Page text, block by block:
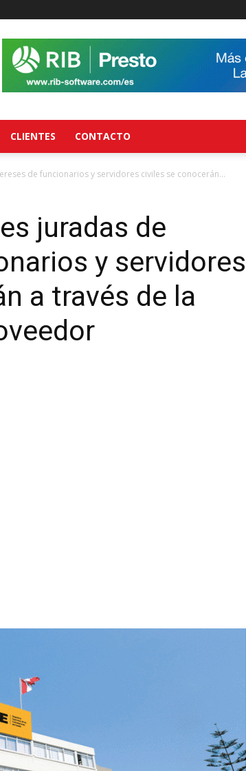
CLIENTES CONTACTO
de funcionarios y servidores civiles se conocerán...
juradas de
y servidores
a través de la